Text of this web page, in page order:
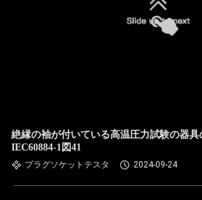
絶縁の袖が付いている高温圧力試験の器
IEC60884-1図41
プラグソケットテスタ 2024-09-24